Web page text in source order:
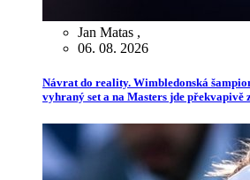
Jan Matas ,
06. 08. 2026
Návrat do reality. Wimbledonská
vyhraný set a na Masters jde překvapivě